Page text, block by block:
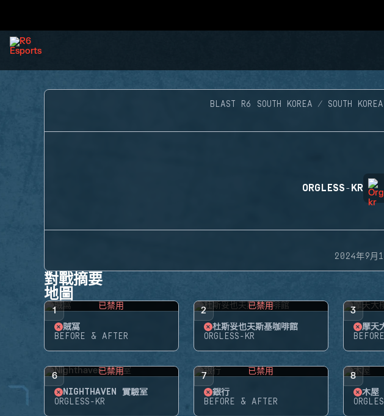
BLAST R6 SOUTH KOREA SOUTH
ORGLESS-KR
2024年9月
對戰摘要
地圖
1 已禁用
賊窩
BEFORE & AFTER
2 已禁用
杜斯妥也夫斯基咖啡館
ORGLESS-KR
3
摩天
6 已禁用
NIGHTHAVEN 實驗室
ORGLESS-KR
7 已禁用
銀行
BEFORE & AFTER
8
木屋